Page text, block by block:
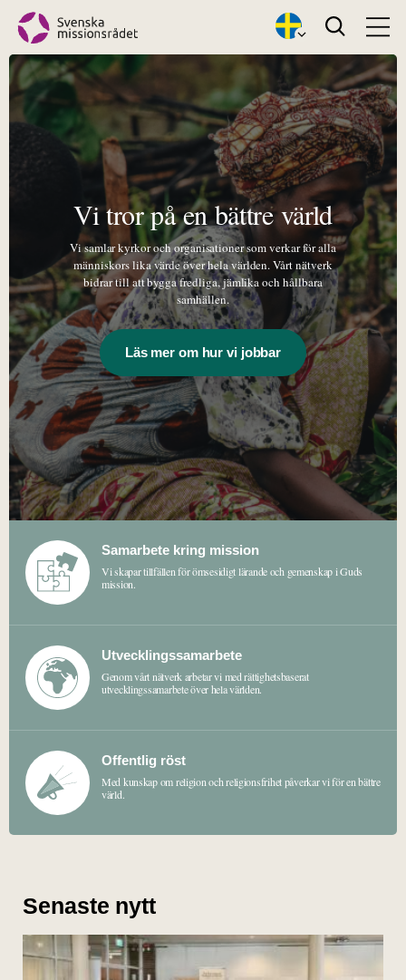
Search
Vi tror på en bättre värld
Vi samlar kyrkor och organisationer som verkar för alla
människors lika värde över hela världen. Vårt nätverk
bidrar till att bygga fredliga, jämlika och hållbara
samhällen.
Läs mer om hur vi jobbar
Samarbete kring mission
Vi skapar tillfällen för ömsesidigt lärande och gemenskap i Guds
mission.
Utvecklingssamarbete
Genom vårt nätverk arbetar vi med rättighetsbaserat
utvecklingssamarbete över hela världen.
Offentlig röst
Med kunskap om religion och religionsfrihet påverkar vi för en bättre
värld.
Senaste nytt